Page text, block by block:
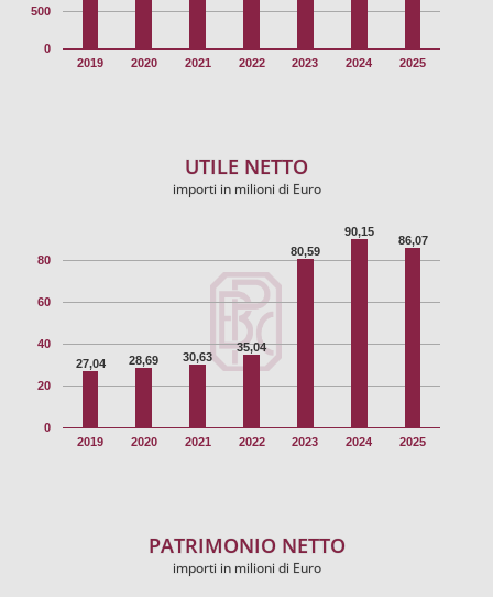
2019 2020 2021 2022 2023 2024 2025
0
500
UTILE NETTO
importi in milioni di Euro
2019 2020 2021 2022 2023 2024 2025
0
20
40
60
80
27,04 28,69 30,63
35,04
80,59
90,15
86,07
PATRIMONIO NETTO
importi in milioni di Euro